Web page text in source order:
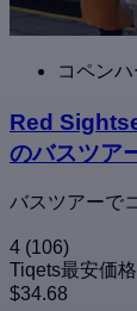
コペン
Red
のバスツア
バスツアーで
4 (106)
Tiqets最安価格
$34.68